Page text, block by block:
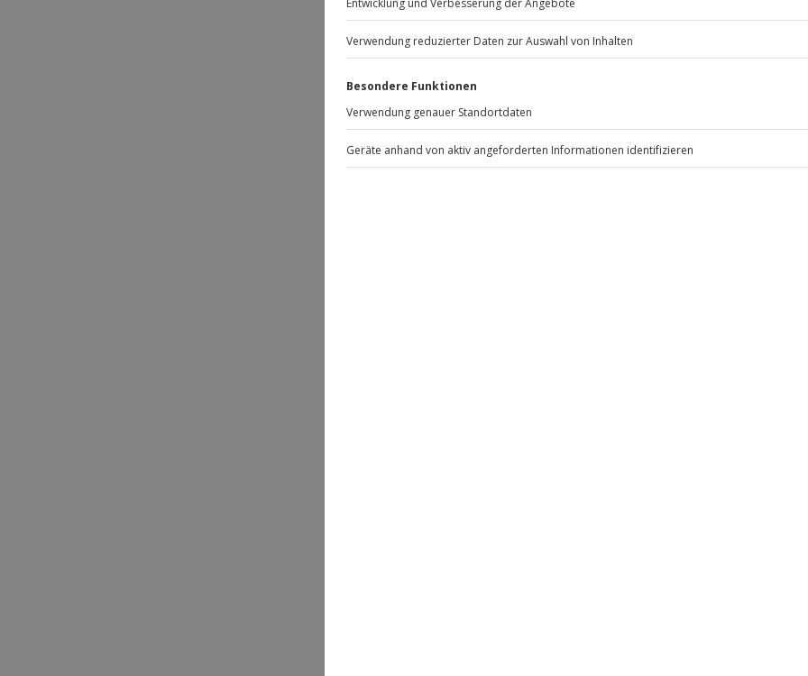
Flexibles Geschenk Ein Hoch
Wertgutschein ab 20
Einlösbar in über 9.000
Mit passender
goldener Veredelung:
Wertgutschein ab 20
Mit passender
goldener Veredelung:
Wertgutschein ab 20